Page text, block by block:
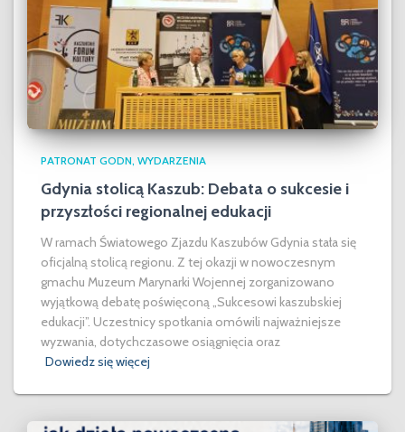
PATRONAT GODN WYDARZENIA
Gdynia stolicą Kaszub: Debata o sukcesie i
przyszłości regionalnej edukacji
W ramach Światowego Zjazdu Kaszubów Gdynia stała się
oficjalną stolicą regionu. Z tej okazji w nowoczesnym
gmachu Muzeum Marynarki Wojennej zorganizowano
wyjątkową debatę poświęconą „Sukcesowi kaszubskiej
edukacji”. Uczestnicy spotkania omówili najważniejsze
wyzwania, dotychczasowe osiągnięcia oraz
Dowiedz się więcej